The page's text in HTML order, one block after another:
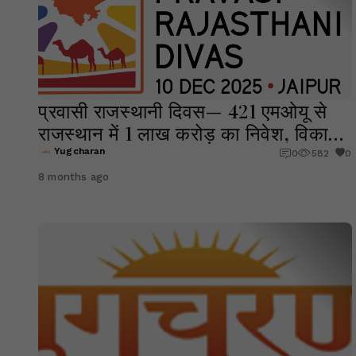
प्रवासी राजस्थानी दिवस— 421 एमओयू से
राजस्थान में 1 लाख करोड़ का निवेश, विकास
की नई उड़ान
Yugcharan 0 582 0
8 months ago